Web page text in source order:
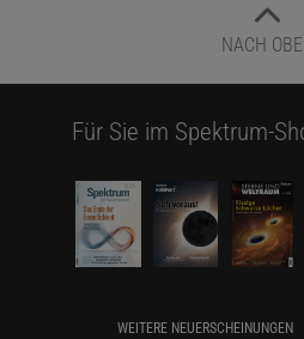
NACH
Für Sie im Spektrum-
WEITERE NEUERSCHEINUNGEN